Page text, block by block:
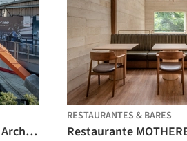
Puente ciclista Tanzi / Studiobase Architects
RESTAURANTES & BARES
Restaurante